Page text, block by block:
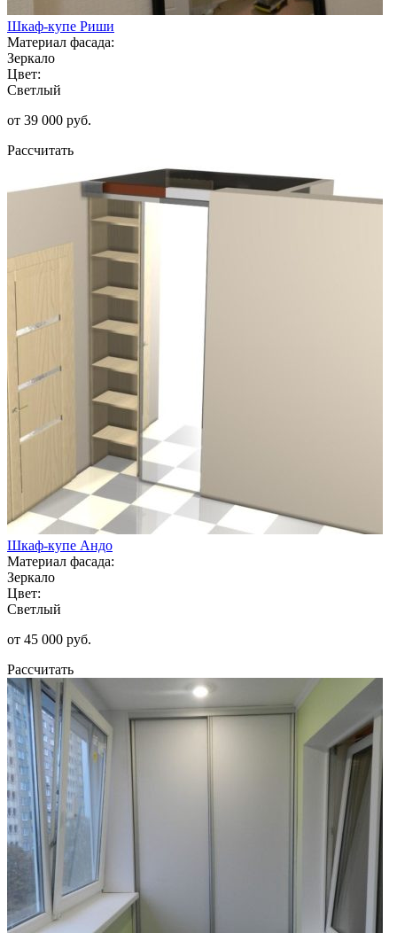
Шкаф-купе Риши
Материал фасада:
Зеркало
Цвет:
Светлый
от 39 000 руб.
Рассчитать
Шкаф-купе Андо
Материал фасада:
Зеркало
Цвет:
Светлый
от 45 000 руб.
Рассчитать